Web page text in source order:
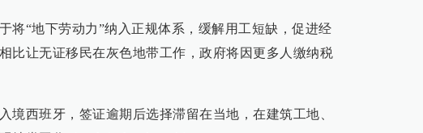
将“地下劳动力”纳入正规体系，缓解用工短缺，促进经
比让无证移民在灰色地带工作，政府将因更多人缴纳税
境西班牙，签证逾期后选择滞留在当地，在建筑工地、